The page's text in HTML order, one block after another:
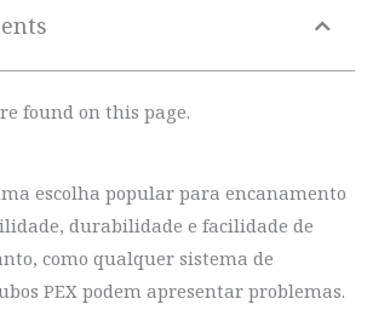
found on this page.
escolha popular para encanamento
durabilidade e facilidade de
como qualquer sistema de
PEX podem apresentar problemas.